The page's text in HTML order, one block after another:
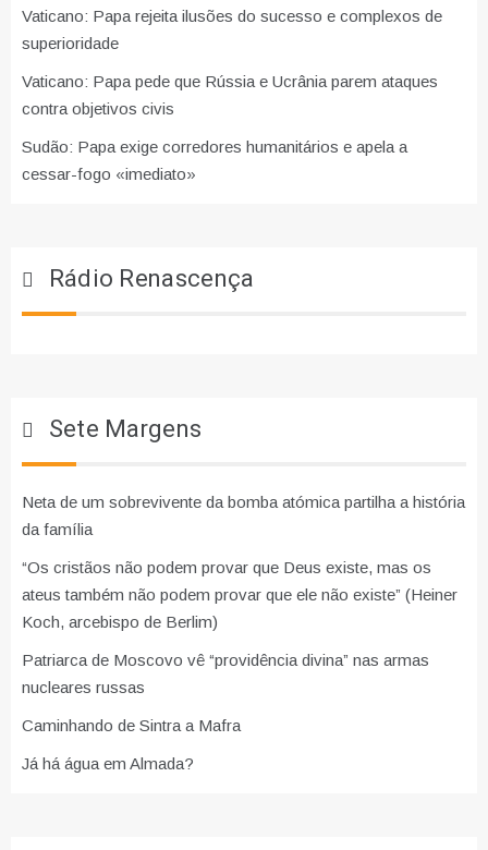
Vaticano: Papa rejeita ilusões do sucesso e complexos de
superioridade
Vaticano: Papa pede que Rússia e Ucrânia parem ataques
contra objetivos civis
Sudão: Papa exige corredores humanitários e apela a
cessar-fogo «imediato»
Rádio Renascença
Sete Margens
Neta de um sobrevivente da bomba atómica partilha a história
da família
“Os cristãos não podem provar que Deus existe, mas os
ateus também não podem provar que ele não existe” (Heiner
Koch, arcebispo de Berlim)
Patriarca de Moscovo vê “providência divina” nas armas
nucleares russas
Caminhando de Sintra a Mafra
Já há água em Almada?